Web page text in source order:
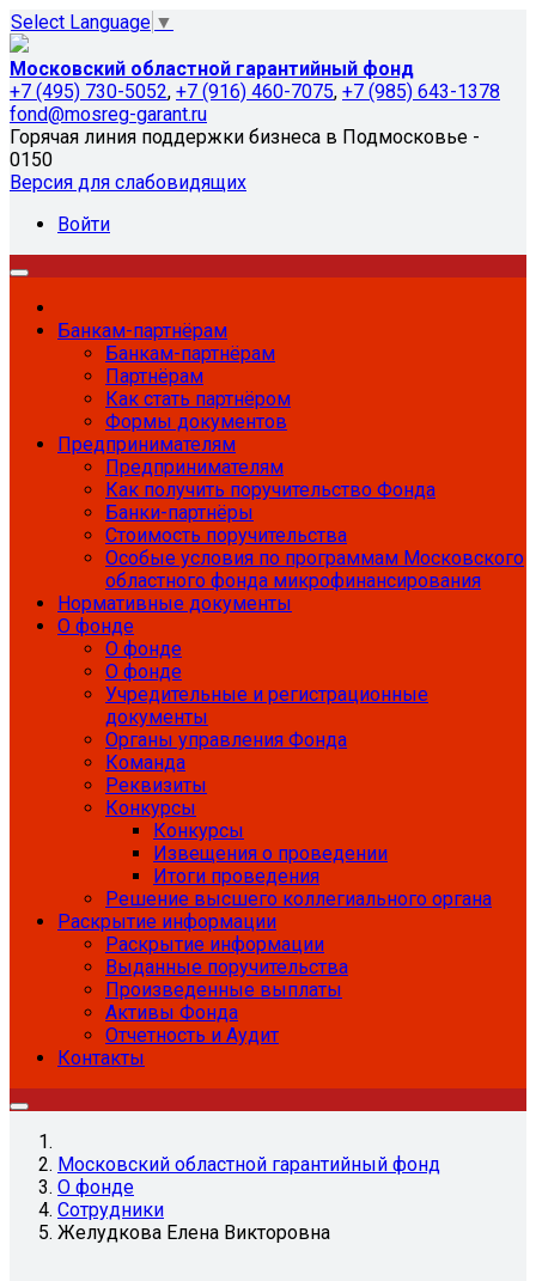
Select Language ▼
Московский областной гарантийный фонд
+7 (495) 730-5052, +7 (916) 460-7075, +7 (985) 643-1378
fond@mosreg-garant.ru
Горячая линия поддержки бизнеса в Подмосковье -
0150
Версия для слабовидящих
Войти
Банкам-партнёрам
Банкам-партнёрам
Партнёрам
Как стать партнёром
Формы документов
Предпринимателям
Предпринимателям
Как получить поручительство Фонда
Банки-партнёры
Стоимость поручительства
Особые условия по программам Московского
областного фонда микрофинансирования
Нормативные документы
О фонде
О фонде
О фонде
Учредительные и регистрационные
документы
Органы управления Фонда
Команда
Реквизиты
Конкурсы
Конкурсы
Извещения о проведении
Итоги проведения
Решение высшего коллегиального органа
Раскрытие информации
Раскрытие информации
Выданные поручительства
Произведенные выплаты
Активы Фонда
Отчетность и Аудит
Контакты
Московский областной гарантийный фонд
О фонде
Сотрудники
Желудкова Елена Викторовна